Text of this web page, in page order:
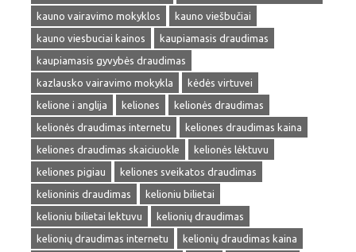
kauno vairavimo mokyklos
kauno viešbučiai
kauno viesbuciai kainos
kaupiamasis draudimas
kaupiamasis gyvybės draudimas
kazlausko vairavimo mokykla
kėdės virtuvei
kelione i anglija
keliones
kelionės draudimas
kelionės draudimas internetu
keliones draudimas kaina
keliones draudimas skaiciuokle
kelionės lėktuvu
keliones pigiau
keliones sveikatos draudimas
kelioninis draudimas
kelioniu bilietai
kelioniu bilietai lektuvu
kelionių draudimas
kelionių draudimas internetu
kelionių draudimas kaina